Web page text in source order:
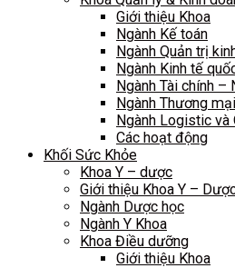
Giới thiệu Khoa
Ngành Kế toán
Ngành Quản trị
Ngành Kinh tế
Ngành Tài chính –
Ngành Thương
Ngành Logistic và
Các hoạt động
Khối Sức Khỏe
Khoa Y – dược
Giới thiệu Khoa Y –
Ngành Dược học
Ngành Y Khoa
Khoa Điều dưỡng
Giới thiệu Khoa